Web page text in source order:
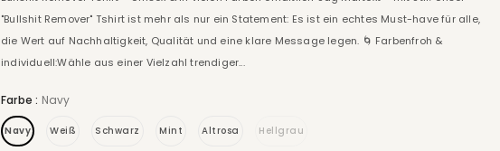
"Bullshit Remover" Tshirt ist mehr als nur ein Statement: Es ist ein echtes Must-have für alle,
die Wert auf Nachhaltigkeit, Qualität und eine klare Message legen. 🌀 Farbenfroh &
individuell:Wähle aus einer Vielzahl trendiger...
Farbe: Navy
Navy Weiß Schwarz Mint Altrosa Hellgrau